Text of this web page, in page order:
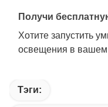
Получи
Хотите запустить
освещения в вашем
Тэги: